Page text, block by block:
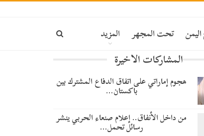
تحت المجهر المزيد
المشاركات الاخيرة
هجوم إماراتي على اتفاق الدفاع المشترك بين
باكستان…
من داخل الأنفاق.. إعلام صنعاء الحربي ينشر
رسائل تحمل…